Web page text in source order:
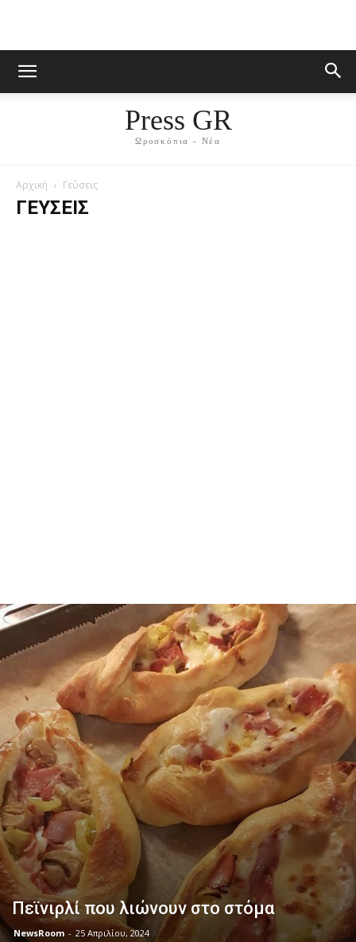
Press GR
Ωροσκόπια - Νέα
Αρχική Γεύσεις
ΓΕΎΣΕΙΣ
Πεϊνιρλί που λιώνουν στο στόμα
NewsRoom - 25 Απριλίου, 2024